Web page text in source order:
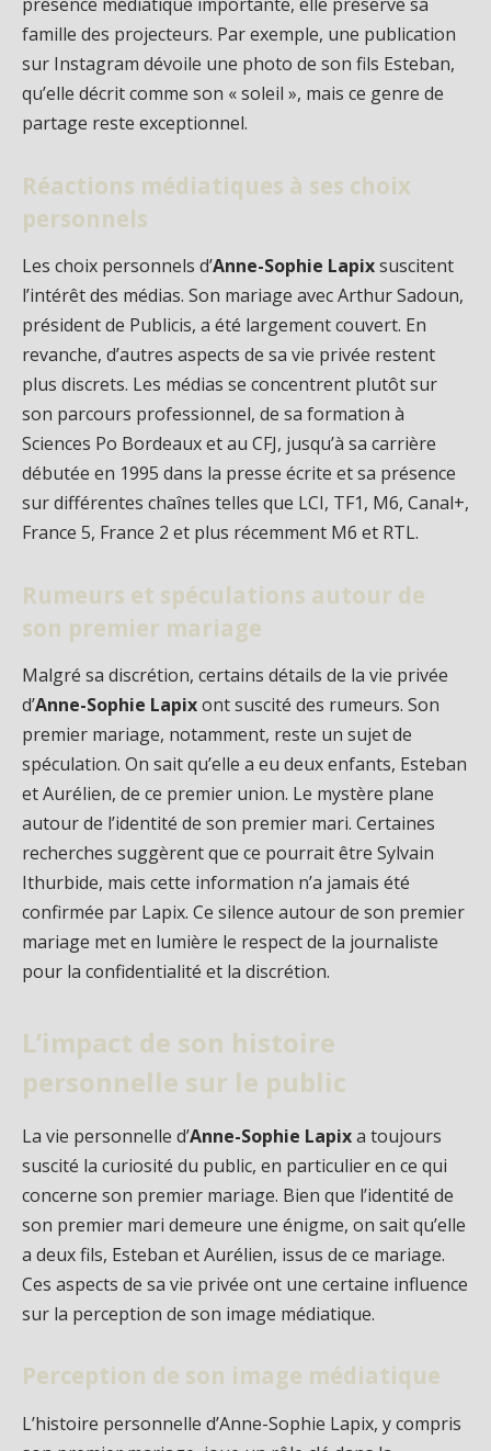
famille des projecteurs. Par exemple, une publication
sur Instagram dévoile une photo de son fils Esteban,
qu’elle décrit comme son « soleil », mais ce genre de
partage reste exceptionnel.
Réactions médiatiques à ses choix
personnels
Les choix personnels d’Anne-Sophie Lapixsuscitent
l’intérêt des médias. Son mariage avec Arthur Sadoun,
président de Publicis, a été largement couvert. En
revanche, d’autres aspects de sa vie privée restent
plus discrets. Les médias se concentrent plutôt sur
son parcours professionnel, de sa formation à
Sciences Po Bordeaux et au CFJ, jusqu’à sa carrière
débutée en 1995 dans la presse écrite et sa présence
sur différentes chaînes telles que LCI, TF1, M6, Canal+,
France 5, France 2 et plus récemment M6 et RTL.
Rumeurs et spéculations autour de
son premier mariage
Malgré sa discrétion, certains détails de la vie privée
d’Anne-Sophie Lapixont suscité des rumeurs. Son
premier mariage, notamment, reste un sujet de
spéculation. On sait qu’elle a eu deux enfants, Esteban
et Aurélien, de ce premier union. Le mystère plane
autour de l’identité de son premier mari. Certaines
recherches suggèrent que ce pourrait être Sylvain
Ithurbide, mais cette information n’a jamais été
confirmée par Lapix. Ce silence autour de son premier
mariage met en lumière le respect de la journaliste
pour la confidentialité et la discrétion.
L’impact de son histoire
personnelle sur le public
La vie personnelle d’Anne-Sophie Lapixa toujours
suscité la curiosité du public, en particulier en ce qui
concerne son premier mariage. Bien que l’identité de
son premier mari demeure une énigme, on sait qu’elle
a deux fils, Esteban et Aurélien, issus de ce mariage.
Ces aspects de sa vie privée ont une certaine influence
sur la perception de son image médiatique.
Perception de son image médiatique
L’histoire personnelle d’Anne-Sophie Lapix, y compris